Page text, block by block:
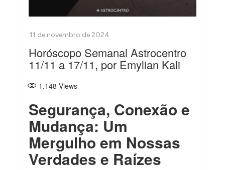
Horóscopo Semanal Astrocentro
11/11 a 17/11, por Emylian Kali
1.148 Views
Segurança, Conexão e
Mudança: Um
Mergulho em Nossas
Verdades e Raízes